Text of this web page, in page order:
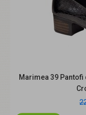
Marimea 39
Marimea 39